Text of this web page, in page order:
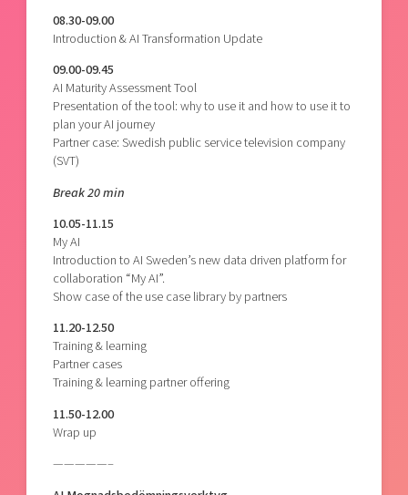
08.30-09.00
Introduction & AI Transformation Update
09.00-09.45
AI Maturity Assessment Tool
Presentation of the tool: why to use it and how to use it to
plan your AI journey
Partner case: Swedish public service television company
(SVT)
Break 20 min
10.05-11.15
My AI
Introduction to AI Sweden’s new data driven platform for
collaboration “My AI”.
Show case of the use case library by partners
11.20-12.50
Training & learning
Partner cases
Training & learning partner offering
11.50-12.00
Wrap up
—————–